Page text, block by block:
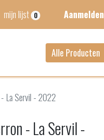
mijn lijst 0 Aanmelden
Alle Producten
- La Servil - 2022
- La Servil -